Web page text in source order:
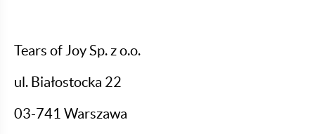
Tears of Joy Sp. z o.o.
ul. Białostocka 22
03-741 Warszawa